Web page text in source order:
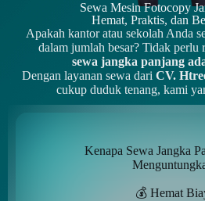
Sewa Mesin Fotocopy
Hemat, Praktis, dan
Apakah kantor atau sekolah Anda
dalam jumlah besar? Tidak perlu
sewa jangka panjang
Dengan layanan sewa dari CV.
cukup duduk tenang, kami
Kenapa Sewa Jangka
💰 Hemat